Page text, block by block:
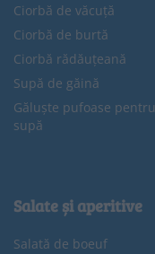
Ciorbă de văcuță
Ciorbă de burtă
Ciorbă rădăuțeană
Supă de găină
Găluște pufoase pentru
supă
Salate și aperitive
Salată de boeuf